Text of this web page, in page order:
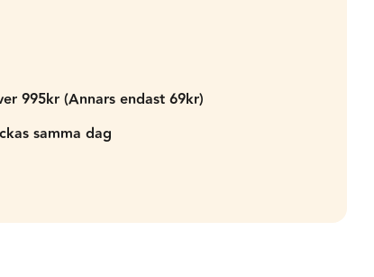
995kr (Annars endast 69kr)
samma dag